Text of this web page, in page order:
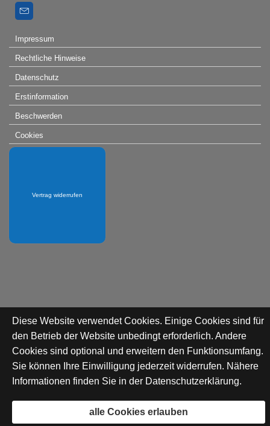
Impressum
Rechtliche Hinweise
Datenschutz
Erstinformation
Beschwerden
Cookies
Vertrag widerrufen
Diese Website verwendet Cookies. Einige Cookies sind für
den Betrieb der Website unbedingt erforderlich. Andere
Cookies sind optional und erweitern den Funktionsumfang.
Sie können Ihre Einwilligung jederzeit widerrufen. Nähere
Informationen finden Sie in der Datenschutzerklärung.
alle Cookies erlauben